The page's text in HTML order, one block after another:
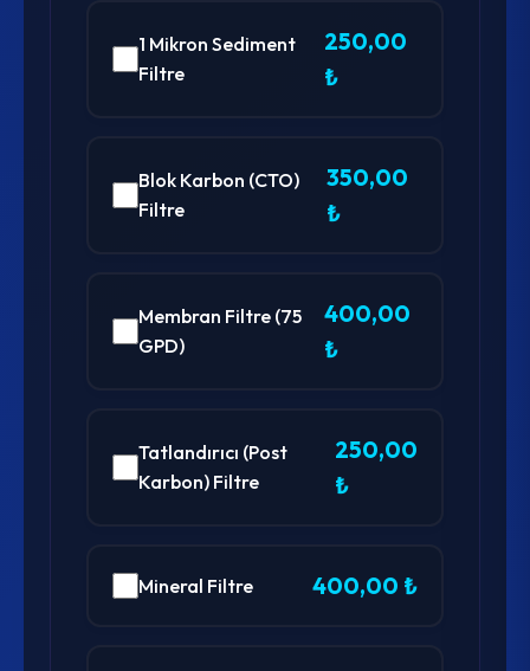
1 Mikron Sediment
Filtre
250,00
₺
Blok Karbon (CTO)
Filtre
350,00
₺
Membran Filtre (75
GPD)
400,00
₺
Tatlandırıcı (Post
Karbon) Filtre
250,00
₺
Mineral Filtre 400,00 ₺